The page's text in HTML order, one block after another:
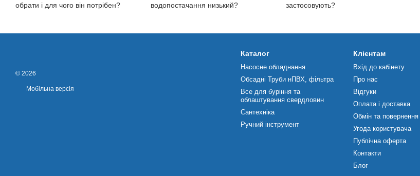
обрати і для чого він потрібен?
водопостачання низький?
застосовують?
© 2026
Мобільна версія
Каталог
Насосне обладнання
Обсадні Труби нПВХ, фільтра
Все для буріння та
облаштування свердловин
Сантехніка
Ручний інструмент
Клієнтам
Вхід до кабінету
Про нас
Відгуки
Оплата і доставка
Обмін та повернення
Угода користувача
Публічна оферта
Контакти
Блог